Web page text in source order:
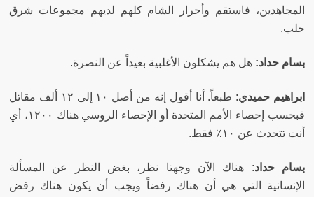
المجاهدين، فاستقم وأحرار الشام كلهم لديهم مجموعات شرق
حلب.
بسام حداد: هل هم يشكلون الأغلبية بعيداً عن النصرة.
ابراهيم حميدي: طبعاً.
أنا أقول إنه من أصل ١٠ إلى ١٢ ألف مقاتل
فبحسب إحصاء الأمم المتحدة أو الإحصاء الروسي هناك ١٢٠٠، أي
أنت تتحدث عن ١٠٪ فقط
.
بسام حداد: هناك الآن وجهتا نظر، بغض النظر عن المسألة
الإنسانية التي هي أن هناك رفضاً ويجب أن يكون هناك رفض